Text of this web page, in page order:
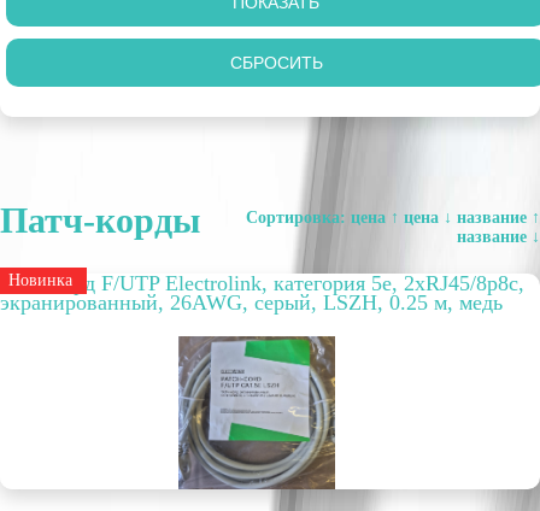
Патч-корды Сортировка: цена ↑ цена ↓ название ↑
название ↓
Патч-корд F/UTP Electrolink, категория 5е, 2xRJ45/8p8c,
экранированный, 26AWG, серый, LSZH, 0.25 м, медь
Новинка